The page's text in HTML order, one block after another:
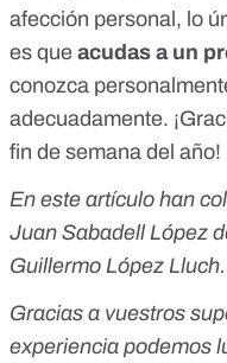
afección personal, lo
es que acudas a un
conozca
adecuadamente.
fin de semana del año!
En este artículo han
Juan Sabadell López
Guillermo López Lluch.
Gracias a vuestros
experiencia podemos